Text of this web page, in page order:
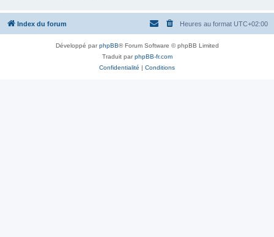
r
c
Index du forum Heures au format UTC+02:00
Développé parphpBB® Forum Software © phpBB Limited
Traduit parphpBB-fr.com
Confidentialité | Conditions